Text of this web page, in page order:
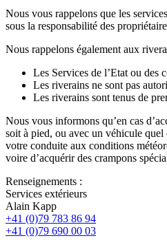
Nous vous rappelons que les
sous la responsabilité des
Nous rappelons également aux
Les Services de l’Etat ou des
Les riverains ne sont pas
Les riverains sont tenus de
Nous vous informons qu’en cas
soit à pied, ou avec un véhicule quel
votre conduite aux conditions
voire d’acquérir des crampons
Renseignements :
Services extérieurs
Alain Kapp
+41 (0)79 783 86 94
+41 (0)79 690 00 03